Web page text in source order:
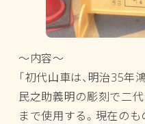
～内容～
「初代山車は、明治35年
民之助義明の彫刻で二
まで使用する。現在の